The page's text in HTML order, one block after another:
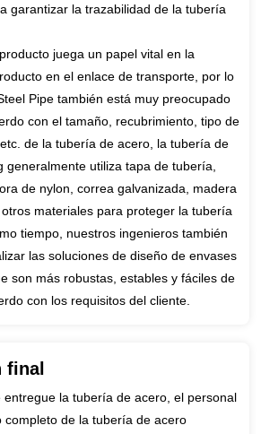
garantizar la trazabilidad de la tubería
juega un papel vital en la
en el enlace de transporte, por lo
Pipe también está muy preocupado
con el tamaño, recubrimiento, tipo de
de la tubería de acero, la tubería de
generalmente utiliza tapa de tubería,
de nylon, correa galvanizada, madera
materiales para proteger la tubería
tiempo, nuestros ingenieros también
las soluciones de diseño de envases
son más robustas, estables y fáciles de
con los requisitos del cliente.
final
entregue la tubería de acero, el personal
completo de la tubería de acero